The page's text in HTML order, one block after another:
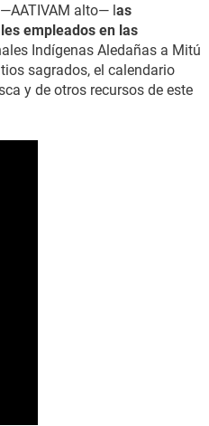
alto— las
empleados en las
Indígenas Aledañas a Mitú
sagrados, el calendario
y de otros recursos de este